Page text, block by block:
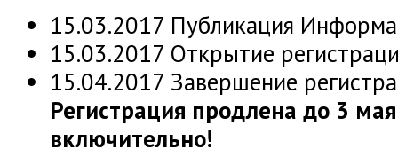
15.03.2017 Публикация
15.03.2017 Открытие
15.04.2017 Завершение
Регистрация продлена до 3
включительно!